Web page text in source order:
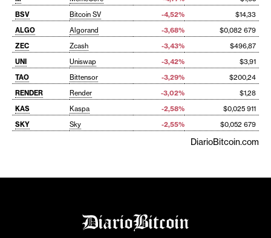
BSV
Bitcoin SV -4,52%
$14,33
ALGO
Algorand -3,68%
$0,082 679
ZEC
Zcash -3,43%
$496,87
UNI
Uniswap -3,42%
$3,91
TAO
Bittensor -3,29%
$200,24
RENDER
Render -3,02%
$1,28
KAS
Kaspa -2,58%
$0,025 911
SKY
Sky -2,55% $0,052 679
DiarioBitcoin.com